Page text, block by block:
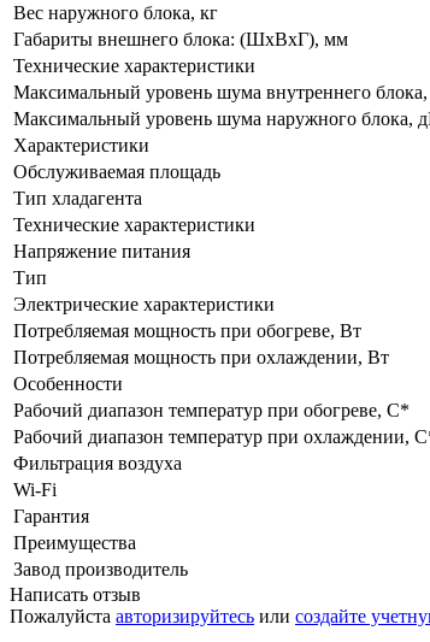
Вес наружного блока, кг
Габариты внешнего блока: (ШхВхГ), мм
Технические характеристики
Максимальный уровень шума внутреннего
Максимальный уровень шума наружного блока,
Характеристики
Обслуживаемая площадь
Тип хладагента
Технические характеристики
Напряжение питания
Тип
Электрические характеристики
Потребляемая мощность при обогреве, Вт
Потребляемая мощность при охлаждении, Вт
Особенности
Рабочий диапазон температур при обогреве, C*
Рабочий диапазон температур при охлаждении,
Фильтрация воздуха
Wi-Fi
Гарантия
Преимущества
Завод производитель
Написать отзыв
Пожалуйста авторизируйтесь или создайте